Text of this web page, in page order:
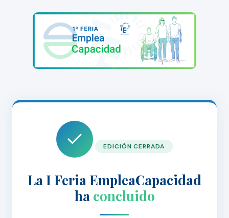
EDICIÓN CERRADA
La I Feria EmpleaCapacidad
ha concluido